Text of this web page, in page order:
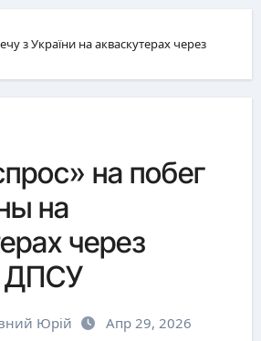
з України на акваскутерах через
на побег
на
через
ДПСУ
Юрій Апр 29, 2026